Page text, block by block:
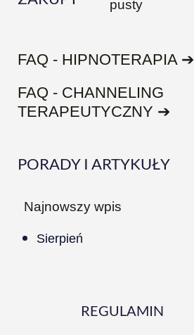
pusty
FAQ - HIPNOTERAPIA ➔
FAQ - CHANNELING
TERAPEUTYCZNY ➔
PORADY I ARTYKUŁY
Najnowszy wpis
Sierpień
REGULAMIN